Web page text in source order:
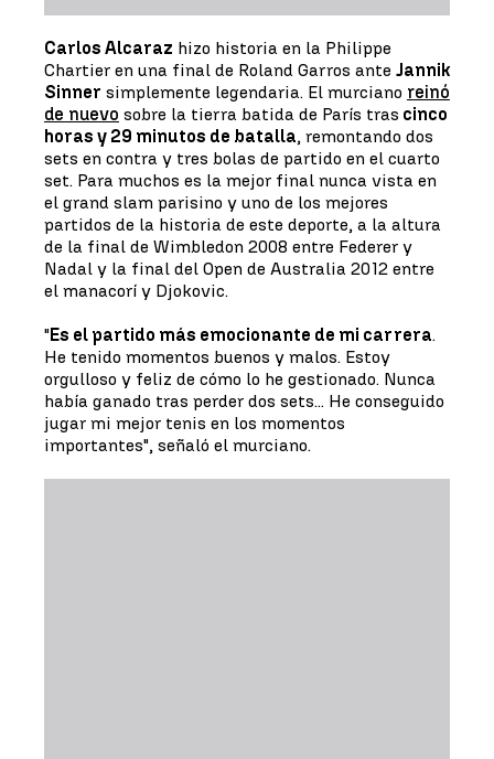
Carlos Alcaraz hizo historia en la Philippe
Chartier en una final de Roland Garros ante Jannik
Sinner simplemente legendaria. El murciano reinó
de nuevo sobre la tierra batida de París tras cinco
horas y 29 minutos de batalla, remontando dos
sets en contra y tres bolas de partido en el cuarto
set. Para muchos es la mejor final nunca vista en
el grand slam parisino y uno de los mejores
partidos de la historia de este deporte, a la altura
de la final de Wimbledon 2008 entre Federer y
Nadal y la final del Open de Australia 2012 entre
el manacorí y Djokovic.
"Es el partido más emocionante de mi carrera.
He tenido momentos buenos y malos. Estoy
orgulloso y feliz de cómo lo he gestionado. Nunca
había ganado tras perder dos sets... He conseguido
jugar mi mejor tenis en los momentos
importantes", señaló el murciano.